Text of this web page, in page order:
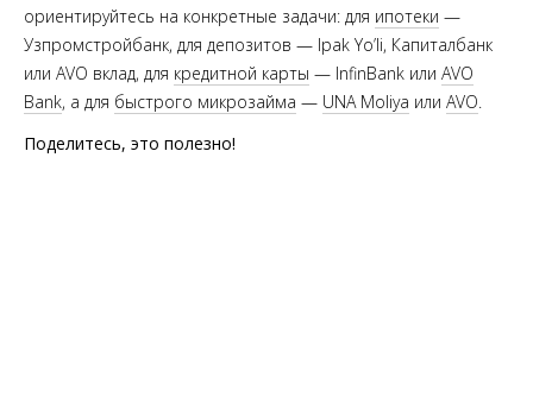
ориентируйтесь на конкретные задачи: для ипотеки —
Узпромстройбанк, для депозитов — Ipak Yo’li, Капиталбанк
или AVO вклад, для кредитной карты — InfinBank или AVO
Bank, а для быстрого микрозайма — UNA Moliya или AVO.
Поделитесь, это полезно!